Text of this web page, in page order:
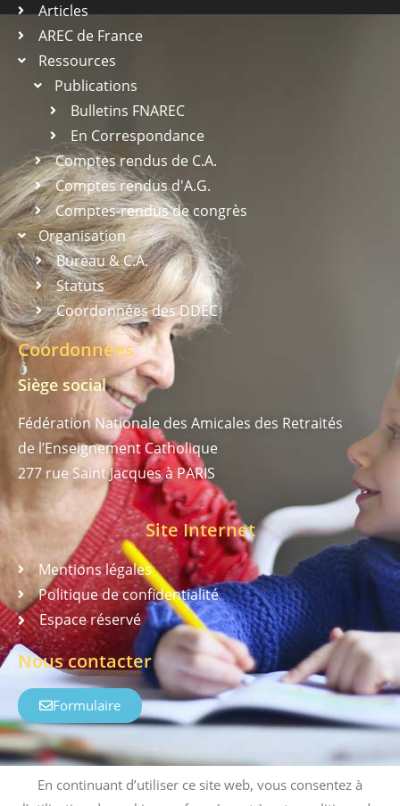
Articles
AREC de France
Ressources
Publications
Bulletins FNAREC
En Correspondance
Comptes rendus de C.A.
Comptes rendus d'A.G.
Comptes-rendus de congrès
Organisation
Bureau & C.A.
Statuts
Coordonnées des DDEC
Coordonnées
Siège social
Fédération Nationale des Amicales des Retraités
de l’Enseignement Catholique
277 rue Saint Jacques à PARIS
Site Internet
Mentions légales
Politique de confidentialité
Espace réservé
Nous contacter
Formulaire
En continuant d’utiliser ce site web, vous consentez à